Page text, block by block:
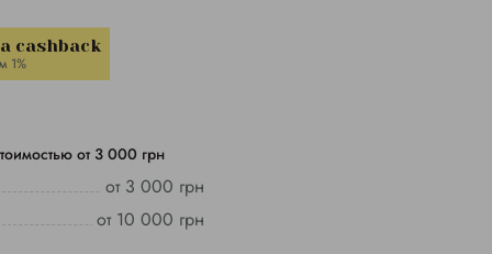
cashback
1%
от 3 000 грн
от 3 000 грн
от 10 000 грн